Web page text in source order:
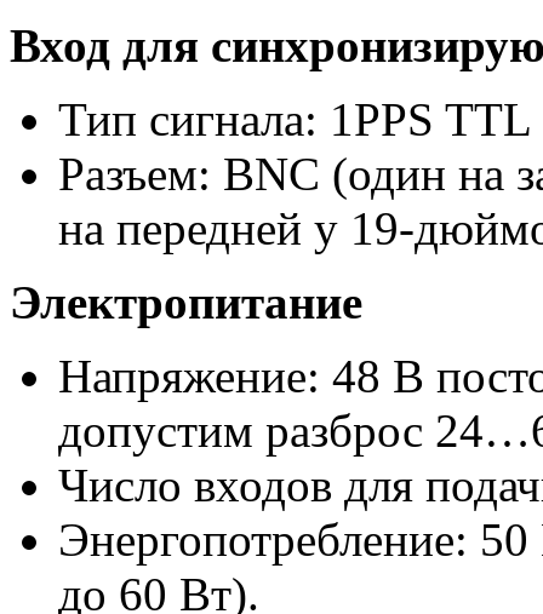
Вход для
Тип сигнала: 1PPS
Разъем: BNC (один на
на передней у 19-
Электропитание
Напряжение: 48 В
допустим разброс
Число входов для
Энергопотребление:
до 60 Вт).